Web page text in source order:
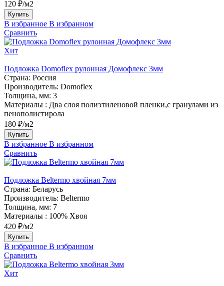
120 ₽/м2
Купить
В избранное В избранном
Сравнить
Хит
Подложка Domoflex рулонная Домофлекс 3мм
Страна: Россия
Производитель: Domoflex
Толщина, мм: 3
Материалы : Два слоя полиэтиленовой пленки,с гранулами из
пенополистирола
180 ₽/м2
Купить
В избранное В избранном
Сравнить
Подложка Beltermo хвойная 7мм
Страна: Беларусь
Производитель: Beltermo
Толщина, мм: 7
Материалы : 100% Хвоя
420 ₽/м2
Купить
В избранное В избранном
Сравнить
Хит